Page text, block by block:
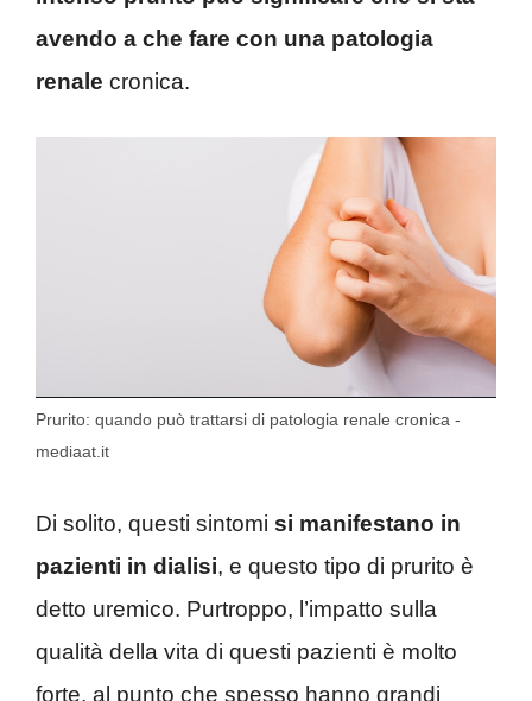
avendo a che fare con una patologia
renale cronica.
Prurito: quando può trattarsi di patologia renale cronica -
mediaat.it
Di solito, questi sintomi si manifestano in
pazienti in dialisi, e questo tipo di prurito è
detto uremico. Purtroppo, l’impatto sulla
qualità della vita di questi pazienti è molto
forte, al punto che spesso hanno grandi